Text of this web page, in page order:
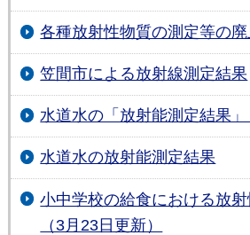
各種放射性物質の測定等の
笠間市による放射線測定結果
水道水の「放射能測定結果」
水道水の放射能測定結果
小中学校の給食における放
（3月23日更新）